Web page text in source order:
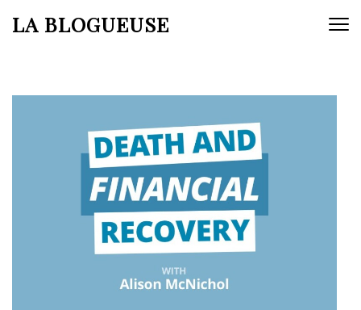
auLA BLOGUEUSE